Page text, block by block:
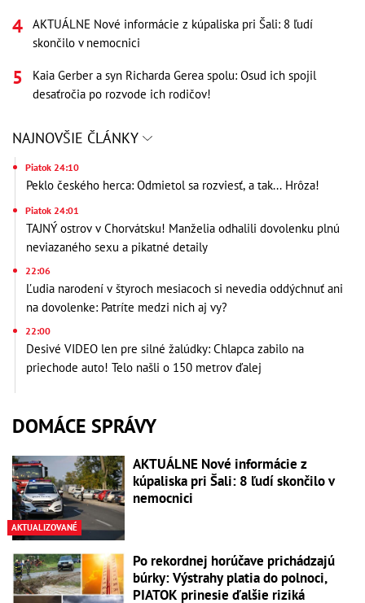
AKTUÁLNE Nové informácie z kúpaliska pri Šali: 8 ľudí
skončilo v nemocnici
Kaia Gerber a syn Richarda Gerea spolu: Osud ich spojil
desaťročia po rozvode ich rodičov!
NAJNOVŠIE ČLÁNKY
Piatok 24:10
Peklo českého herca: Odmietol sa rozviesť, a tak... Hrôza!
Piatok 24:01
TAJNÝ ostrov v Chorvátsku! Manželia odhalili dovolenku plnú
neviazaného sexu a pikatné detaily
22:06
Ľudia narodení v štyroch mesiacoch si nevedia oddýchnuť ani
na dovolenke: Patríte medzi nich aj vy?
22:00
Desivé VIDEO len pre silné žalúdky: Chlapca zabilo na
priechode auto! Telo našli o 150 metrov ďalej
DOMÁCE SPRÁVY
AKTUALIZOVANÉ
AKTUÁLNE Nové informácie z
kúpaliska pri Šali: 8 ľudí skončilo v
nemocnici
Po rekordnej horúčave prichádzajú
búrky: Výstrahy platia do polnoci,
PIATOK prinesie ďalšie riziká